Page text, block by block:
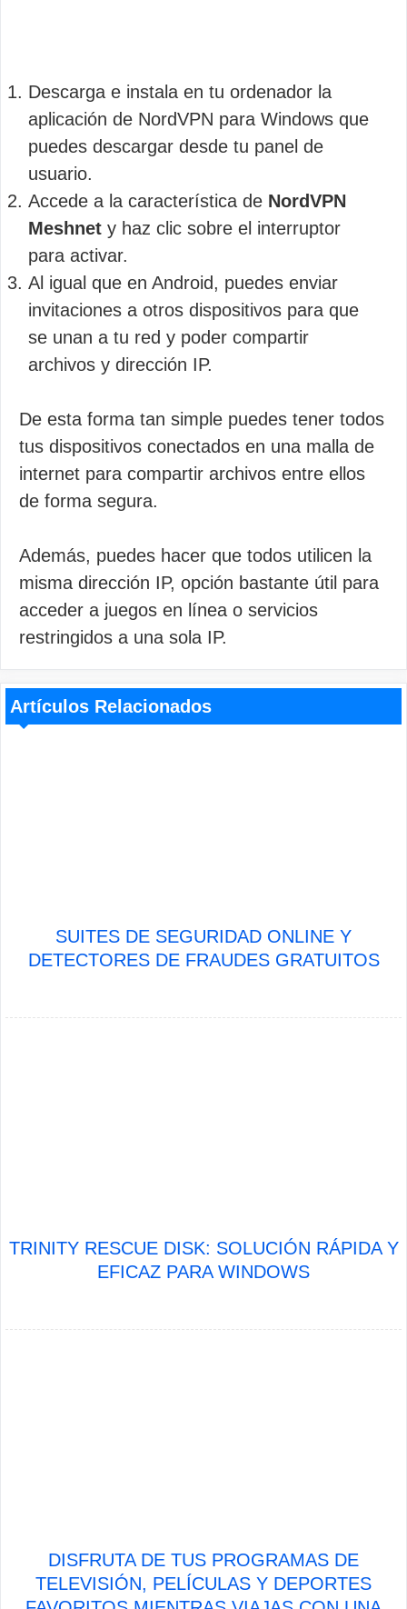
Descarga e instala en tu ordenador la
aplicación de NordVPN para Windows que
puedes descargar desde tu panel de
usuario.
Accede a la característica de NordVPN
Meshnet y haz clic sobre el interruptor
para activar.
Al igual que en Android, puedes enviar
invitaciones a otros dispositivos para que
se unan a tu red y poder compartir
archivos y dirección IP.
De esta forma tan simple puedes tener todos
tus dispositivos conectados en una malla de
internet para compartir archivos entre ellos
de forma segura.
Además, puedes hacer que todos utilicen la
misma dirección IP, opción bastante útil para
acceder a juegos en línea o servicios
restringidos a una sola IP.
Artículos Relacionados
SUITES DE SEGURIDAD ONLINE Y
DETECTORES DE FRAUDES GRATUITOS
TRINITY RESCUE DISK: SOLUCIÓN RÁPIDA Y
EFICAZ PARA WINDOWS
DISFRUTA DE TUS PROGRAMAS DE
TELEVISIÓN, PELÍCULAS Y DEPORTES